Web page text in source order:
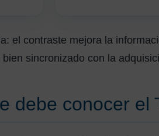
el contraste mejora la
sincronizado con la
debe conocer el